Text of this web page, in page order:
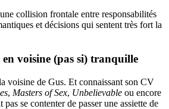
collision frontale entre responsabilités
et décisions qui sentent très fort la
voisine (pas si) tranquille
voisine de Gus. Et connaissant son CV
, Masters of Sex, Unbelievable ou encore
pas se contenter de passer une assiette de